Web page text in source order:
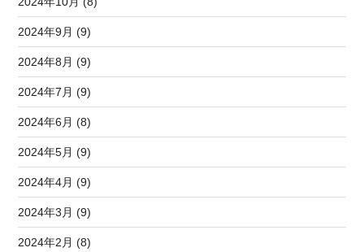
2024年9月 (9)
2024年8月 (9)
2024年7月 (9)
2024年6月 (8)
2024年5月 (9)
2024年4月 (9)
2024年3月 (9)
2024年2月 (8)